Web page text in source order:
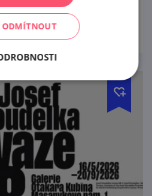
ODMÍTNOUT